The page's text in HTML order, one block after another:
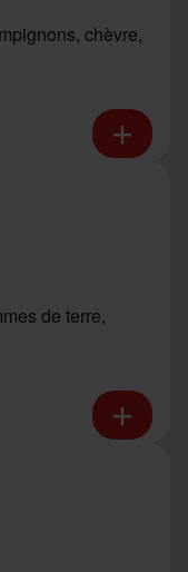
chèvre,
de terre,